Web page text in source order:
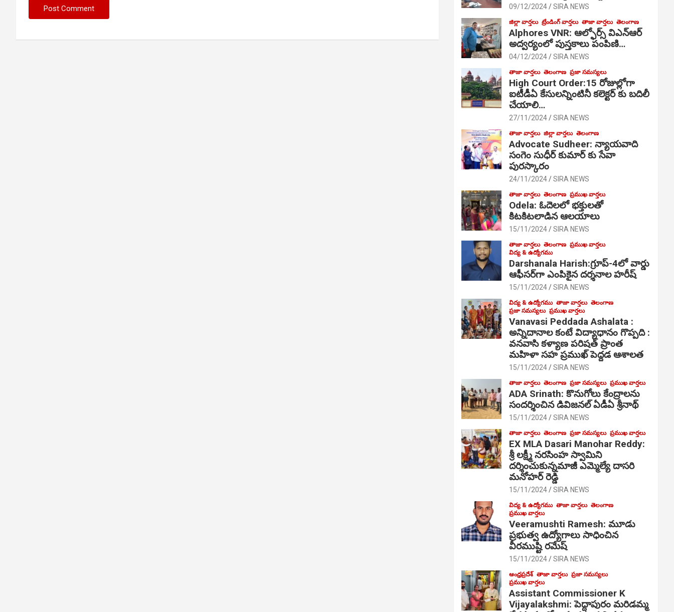
09/12/2024 SIRA NEWS
జిల్లా వార్తలు ట్రేండింగ్ వార్తలు తాజా వార్తలు తెలంగాణ
Alphores VNR: ఆల్ఫోర్స్ విఎన్ఆర్
అద్వర్యంలో పుస్తకాలు పంపిణి…
04/12/2024 SIRA NEWS
తాజా వార్తలు తెలంగాణ ప్రజా సమస్యలు
High Court Order:15 రోజుల్లోగా
ఐటీడీఏ కేసులన్నింటినీ కలెక్టర్ కు బదిలీ
చేయాలి…
27/11/2024 SIRA NEWS
తాజా వార్తలు జిల్లా వార్తలు తెలంగాణ
Advocate Sudheer: న్యాయవాది
సంగెం సుధీర్ కుమార్ కు సేవా
పురస్కారం
24/11/2024 SIRA NEWS
తాజా వార్తలు తెలంగాణ ప్రముఖ వార్తలు
Odela: ఓదెల‌లో భక్తులతో
కిటకిటలాడిన ఆల‌యాలు
15/11/2024 SIRA NEWS
తాజా వార్తలు తెలంగాణ ప్రముఖ వార్తలు
విద్య & ఉద్యోగము
Darshanala Harish:గ్రూప్-4లో వార్డు
ఆఫీసర్‌గా ఎంపికైన దర్శనాల హరీష్
15/11/2024 SIRA NEWS
విద్య & ఉద్యోగము తాజా వార్తలు తెలంగాణ
ప్రజా సమస్యలు ప్రముఖ వార్తలు
Vanavasi Peddada Ashalata :
అన్నిదానాల కంటే విద్యాధానం గొప్పది :
వనవాసి కళ్యాణ పరిషత్ ప్రాంత
మహిళా సహ ప్రముఖ్ పెద్దడ ఆశాలత
15/11/2024 SIRA NEWS
తాజా వార్తలు తెలంగాణ ప్రజా సమస్యలు ప్రముఖ వార్తలు
ADA Srinath: కొనుగోలు కేంద్రాల‌ను
సంద‌ర్శించిన డివిజనల్ ఏడీఏ శ్రీనాథ్
15/11/2024 SIRA NEWS
తాజా వార్తలు తెలంగాణ ప్రజా సమస్యలు ప్రముఖ వార్తలు
EX MLA Dasari Manohar Reddy:
శ్రీ లక్ష్మీ నరసింహ స్వామిని
దర్శించుకున్నమాజీ ఎమ్మెల్యే దాసరి
మనోహర్ రెడ్డి
15/11/2024 SIRA NEWS
విద్య & ఉద్యోగము తాజా వార్తలు తెలంగాణ
ప్రముఖ వార్తలు
Veeramushti Ramesh: మూడు
ప్రభుత్వ ఉద్యోగాలు సాధించిన
వీరముష్టి రమేష్
15/11/2024 SIRA NEWS
ఆంధ్రప్రదేశ్ తాజా వార్తలు ప్రజా సమస్యలు
ప్రముఖ వార్తలు
Assistant Commissioner K
Vijayalakshmi: పెద్దాపురం మరిడమ్మ